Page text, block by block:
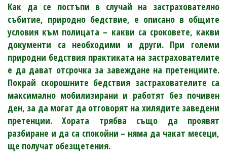
Как да се постъпи в случай на застрахователно
събитие, природно бедствие, е описано в общите
условия към полицата – какви са сроковете, какви
документи са необходими и други. При големи
природни бедствия практиката на застрахователите
е да дават отсрочка за завеждане на претенциите.
Покрай скорошните бедствия застрахователите са
максимално мобилизирани и работят без почивен
ден, за да могат да отговорят на хилядите заведени
претенции. Хората трябва също да проявят
разбиране и да са спокойни – няма да чакат месеци,
ще получат обезщетения.